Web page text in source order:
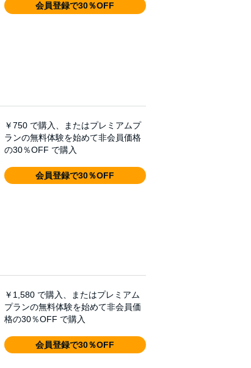
会員登録で30％OFF
￥750 で購入、またはプレミアムプ
ランの無料体験を始めて非会員価格
の30％OFF で購入
会員登録で30％OFF
￥1,580 で購入、またはプレミアム
プランの無料体験を始めて非会員価
格の30％OFF で購入
会員登録で30％OFF